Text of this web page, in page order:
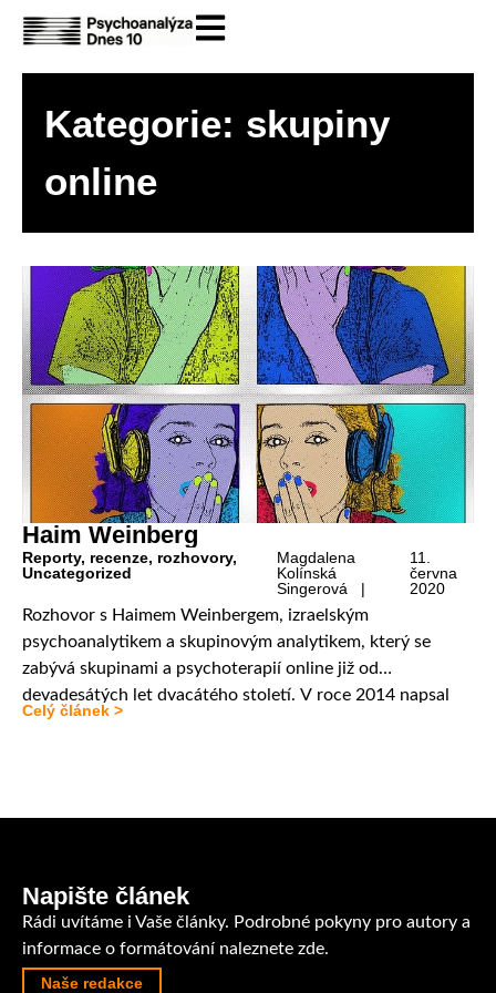
Kategorie: skupiny
online
Haim Weinberg
Reporty, recenze, rozhovory,
Uncategorized
Magdalena
Kolínská
Singerová |
11.
června
2020
Rozhovor s Haimem Weinbergem, izraelským
psychoanalytikem a skupinovým analytikem, který se
zabývá skupinami a psychoterapií online již od
devadesátých let dvacátého století. V roce 2014 napsal
knihu The Paradox of Internet Groups: Alone in the
Celý článek >
Napište článek
Rádi uvítáme i Vaše články. Podrobné pokyny pro autory a
informace o formátování naleznete zde.
Naše redakce